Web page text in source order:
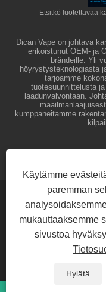
Etsitkö luotettavaa
Dican Vape on johtava
erikoistunut OEM- ja
brändeille. Yli
höyrystysteknologiasta
tarjoamme
tuotesuunnittelusta
laadunvalvontaan.
kumppaneitamme
Copyright © 2026
kynät,
Sitemap
Käytämme
paremman
mukauttaaksemme
sivustoa
Hylätä